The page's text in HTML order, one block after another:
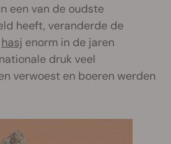
een van de oudste
heeft, veranderde de
hasj enorm in de jaren
druk veel
verwoest en boeren werden